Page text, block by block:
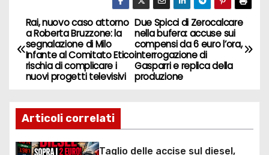
N
a
v
i
g
Due Spicci di Zerocalcare
nella bufera: accuse sui
compensi da 6 euro l’ora,
interrogazione di
Gasparri e replica della
produzione
Rai, nuovo caso attorno
a Roberta Bruzzone: la
segnalazione di Milo
Infante al Comitato Etico
rischia di complicare i
nuovi progetti televisivi
Articoli correlati
Taglio delle accise sul diesel,